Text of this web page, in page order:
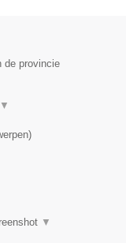
de provincie
▼
)
▼